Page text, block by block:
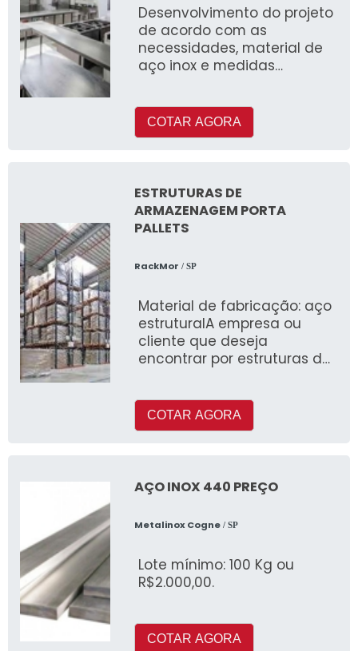
Desenvolvimento do projeto
de acordo com as
necessidades, material de
aço inox e medidas
caldeirões para cozinhar e
preparar alimentos. Freezers,
armazenar e conservar
alimentos. Bancadas e
mesas para manuseio e
Coifas para circulação do
COTAR AGORA
ESTRUTURAS DE
ARMAZENAGEM PORTA
PALLETS
RackMor / SP
Material de fabricação: aço
estruturalA empresa ou
cliente que deseja
encontrar por estruturas de
COTAR AGORA
AÇO INOX 440 PREÇO
Metalinox Cogne/ SP
Lote mínimo: 100 Kg ou
R$2.000,00.
COTAR AGORA